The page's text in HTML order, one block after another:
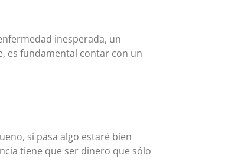
inesperada, un
es fundamental contar con un
si pasa algo estaré bien
tiene que ser dinero que sólo